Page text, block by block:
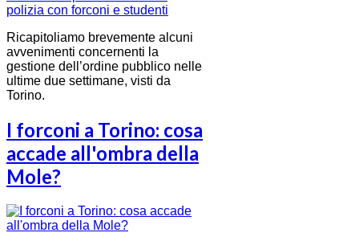
Ricapitoliamo brevemente alcuni
avvenimenti concernenti la
gestione dell’ordine pubblico nelle
ultime due settimane, visti da
Torino.
I forconi a Torino: cosa
accade all'ombra della
Mole?